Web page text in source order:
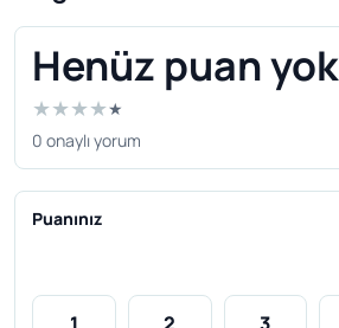
Henüz puan yok
★★★★★
0 onaylı yorum
Puanınız